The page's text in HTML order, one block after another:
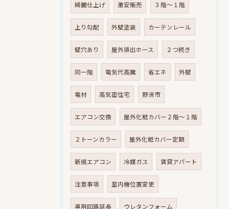
綺麗仕上げ 激安販売 ３階～１階
上り勾配 外壁塗装 カーテンレール
壁穴あり 屋外排出ホース ２つ続き
同一階 電気代高騰 省エネ 外壁
電材 高気密住宅 野洲市
エアコン交換 屋外化粧カバー２階～１階
２トーンカラー 屋外化粧カバー定額
新規エアコン 冷媒ガス 賃貸アパート
注意事項 室内機位置変更
専用回路延長 ウレタンフォーム